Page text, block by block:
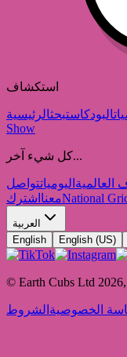
استكشاف
البودكاستبحثالرئيسية
Show
كل شيء آخر...
العالمية اليومياتتواصل
معنا اشترك National
العربية
English
English (US)
© Earth Cubs Ltd 2026,
الخصوصية الشروط